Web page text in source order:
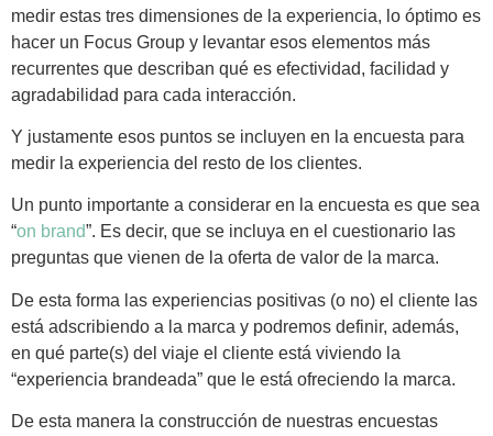
medir estas tres dimensiones de la experiencia, lo óptimo es
hacer un Focus Group y levantar esos elementos más
recurrentes que describan qué es efectividad, facilidad y
agradabilidad para cada interacción.
Y justamente esos puntos se incluyen en la encuesta para
medir la experiencia del resto de los clientes.
Un punto importante a considerar en la encuesta es que sea
“on brand”. Es decir, que se incluya en el cuestionario las
preguntas que vienen de la oferta de valor de la marca.
De esta forma las experiencias positivas (o no) el cliente las
está adscribiendo a la marca y podremos definir, además,
en qué parte(s) del viaje el cliente está viviendo la
“experiencia brandeada” que le está ofreciendo la marca.
De esta manera la construcción de nuestras encuestas